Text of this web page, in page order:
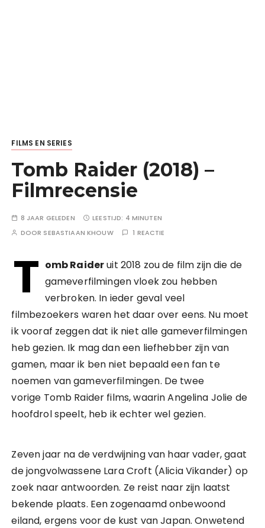
FILMS EN SERIES
Tomb Raider (2018) –
Filmrecensie
8 JAAR GELEDEN LEESTIJD: 4 MINUTEN
DOOR SEBASTIAAN KHOUW 1 REACTIE
T omb Raideruit 2018 zou de film zijn die de
gameverfilmingen vloek zou hebben
verbroken. In ieder geval veel
filmbezoekers waren het daar over eens. Nu moet
ik vooraf zeggen dat ik niet alle gameverfilmingen
heb gezien. Ik mag dan een liefhebber zijn van
gamen, maar ik ben niet bepaald een fan te
noemen van gameverfilmingen. De twee
vorige Tomb Raider films, waarin Angelina Jolie de
hoofdrol speelt, heb ik echter wel gezien.
Zeven jaar na de verdwijning van haar vader, gaat
de jongvolwassene Lara Croft (Alicia Vikander) op
zoek naar antwoorden. Ze reist naar zijn laatst
bekende plaats. Een zogenaamd onbewoond
eiland, ergens voor de kust van Japan. Onwetend